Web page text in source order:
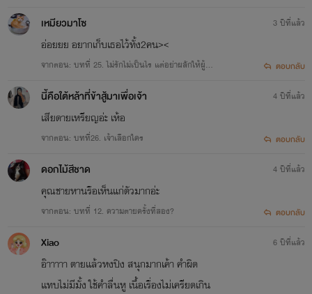
ไปเข้าฉากสำคัญที่ประเทศจีน พันดาวได้เห็นภาพบาดตาที่คนรัก
นอกใจ และวันนั้นเกิดอุบัติเหตุไม่คาดฝัน ระเบิดทำงานผิดพลาด
พาให้ดวงจิตของพันดาวทะลุมิติมายังดินแดนที่ไม่มีบันทึกไว้ใน
ประวัติศาตร์ พันดาวฟื้นตื่นมาอยู่ในร่างเด็กสาวอายุสิบหกนามว่า
เหมยซิง เมืองที่พันดาวไม่รู้จัก ทุกอย่างประหลาดไปหมด ราวกับ
ตัวเองอยู่ในภาพยนตร์จีนกำลังภายใน พล็อตละครแนวย้อนยุค
ทะลุมิติเคยเห็นมาเยอะแล้ว แต่ทำไมหญิงสาวอย่างเธอต้องมา
ดูแลชายร่าง ‘ผัก’ อย่างเขา! รับภารกิจส่งร่างผักกลับเมืองหลวง!
บุรุษคนหนึ่งแต่งงานมีภรรยาได้หลายคนเป็นที่ยอมรับได้ แต่
สตรีนางหนึ่งจะรักใคร่ชายสองคนไม่ได้ คิดถึงเรื่องนี้นางก็อยาก
เอาหัวโขกต้นไม้ใหญ่ให้ได้สติ นางไม่ใช่หญิงมากรักสองใจนะ!
เหมียวมาโซ
อ่อยยย อยากเก็บเธอไว้ทั้ง2คน><
จากตอน: บทที่ 25. ไม่รักไม่เป็นไร แต่อย่าผลักให้ผู้อื่
3 ปีที่แล้ว
ตอบกลับ
นี้คือใต้หล้าที่ข้าสู้มาเพื่อเจ้า
เสียดายเหรียญอ่ะ เห้อ
จากตอน: บทที่26. เจ้าเลือกใคร
4 ปีที่แล้ว
ตอบกลับ
ดอกไม้สีชาด
คุณชายหานรือเห็นแก่ตัวมากอ่ะ
จากตอน: บทที่ 12. ความตายครั้งที่สอง?
4 ปีที่แล้ว
ตอบกลับ
Xiao
อ๊าาาาา ตายเเล้วหงปิง สนุกมากเค้า คำผิด
เเทบไม่มีมั้ง ใช้คำลื่นหู เนื้อเรื่องไม่เครียดเกิน
6 ปีที่แล้ว